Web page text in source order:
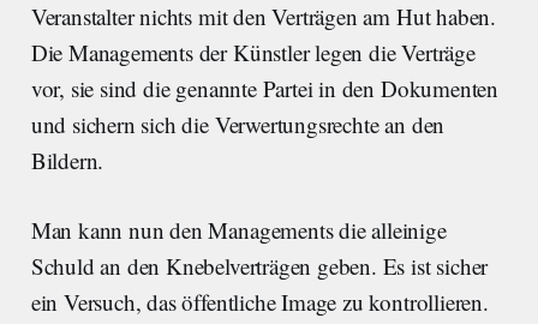
Veranstalter nichts mit den Verträgen am Hut haben.
Die Managements der Künstler legen die Verträge
vor, sie sind die genannte Partei in den Dokumenten
und sichern sich die Verwertungsrechte an den
Bildern.
Man kann nun den Managements die alleinige
Schuld an den Knebelverträgen geben. Es ist sicher
ein Versuch, das öffentliche Image zu kontrollieren.